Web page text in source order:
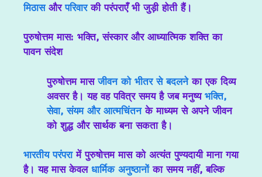
मिठासऔरपरिवारकी परंपराएँ भी जुड़ी होती हैं।
पुरुषोत्तम मास: भक्ति, संस्कार और आध्यात्मिक शक्ति का
पावन संदेश
पुरुषोत्तम मासजीवन को भीतर से बदलनेका एक दिव्य
अवसर है। यह वह पवित्र समय है जब मनुष्यभक्ति,
सेवा, संयम और आत्मचिंतनके माध्यम से अपने जीवन
को शुद्ध और सार्थक बना सकता है।
भारतीय परंपरामें पुरुषोत्तम मास को अत्यंत पुण्यदायी माना गया
है। यह मास केवल धार्मिक अनुष्ठानोंका समय नहीं, बल्कि